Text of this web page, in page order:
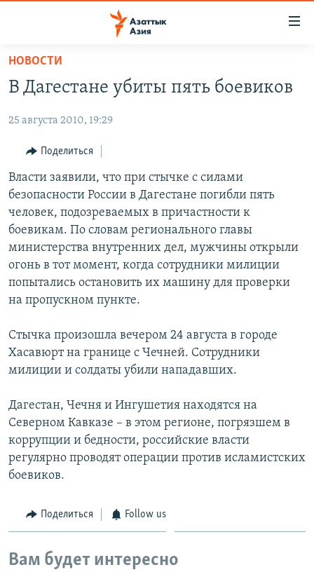
Вернуться
основному
Вернутся
навигации
Вернутся
поиску
КЫРГЫЗСТАН
УЗБЕКИСТАН
ТАДЖИКИСТАН
НОВОСТИ
ВОЙНА В УКРАИНЕ
НА ДРУГИХ ЯЗЫКАХ
ҚАЗАҚША
КЫРГЫЗЧА
ЎЗБЕКЧА
ТОҶИКӢ
ПОДПИШИТЕСЬ НА НАС В СОЦСЕТЯХ
Все сайты РСЕ/РС
НОВОСТИ
В Дагестане убиты пять боевиков
25 августа 2010, 19:29
Поделиться
Власти заявили, что при стычке с силами
безопасности России в Дагестане погибли пять
человек, подозреваемых в причастности к
боевикам. По словам регионального главы
министерства внутренних дел, мужчины открыли
огонь в тот момент, когда сотрудники милиции
попытались остановить их машину для проверки
на пропускном пункте.
Стычка произошла вечером 24 августа в городе
Хасавюрт на границе с Чечней. Сотрудники
милиции и солдаты убили нападавших.
Дагестан, Чечня и Ингушетия находятся на
Северном Кавказе – в этом регионе, погрязшем в
коррупции и бедности, российские власти
регулярно проводят операции против исламистских
боевиков.
Поделиться Follow us
Вам будет интересно